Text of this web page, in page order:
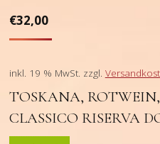
€32,00
inkl. 19 % MwSt. zzgl.
TOSKANA,
CLASSICO RISERVA